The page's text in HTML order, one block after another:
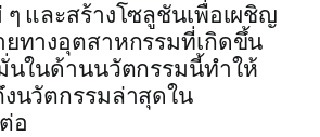
และสร้างโซลูชันเพื่อเผชิญ
ทางอุตสาหกรรมที่เกิดขึ้น
นในด้านนวัตกรรมนี้ทำให้
นวัตกรรมล่าสุดใน
อ